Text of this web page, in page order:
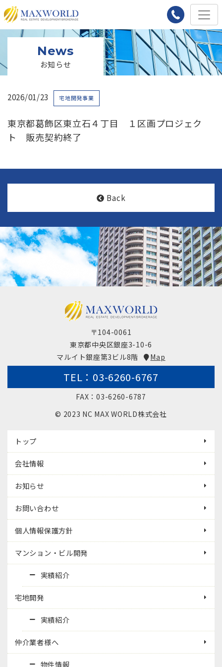
News
お知らせ
2026/01/23 宅地開発事業
東京都葛飾区東立石４丁目 １区画プロジェク
ト 販売契約終了
Back
〒104-0061
東京都中央区銀座3-10-6
マルイト銀座第3ビル8階
Map
TEL：03-6260-6767
FAX：03-6260-6787
© 2023 NC MAX WORLD株式会社
トップ
会社情報
お知らせ
お問い合わせ
個人情報保護方針
マンション・ビル開発
実績紹介
宅地開発
実績紹介
仲介業者様へ
物件情報